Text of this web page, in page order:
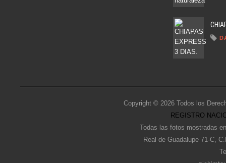
Copyright © 2026 Todos los
REGISTRO
Todas las fotos mostradas
Real de Guadalupe 71-C,